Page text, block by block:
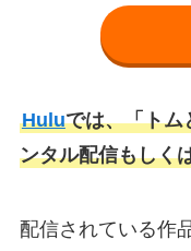
Huluでは、「トム
ンタル配信もしく
配信されている作